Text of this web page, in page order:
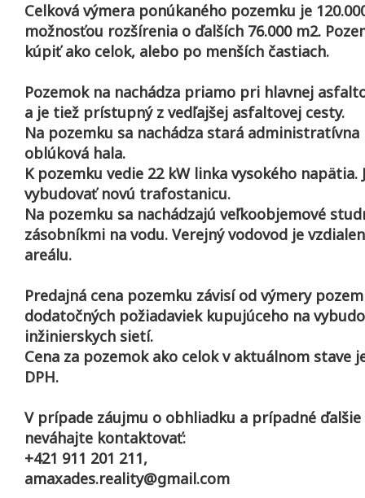
Celková výmera ponúkaného pozemku je
možnosťou rozšírenia o ďalších 76.000 m2.
kúpiť ako celok, alebo po menších častiach.
Pozemok na nachádza priamo pri hlavnej
a je tiež prístupný z vedľajšej asfaltovej cesty.
Na pozemku sa nachádza stará administratívna
oblúková hala.
K pozemku vedie 22 kW linka vysokého napätia.
vybudovať novú trafostanicu.
Na pozemku sa nachádzajú veľkoobjemové
zásobníkmi na vodu. Verejný vodovod je
areálu.
Predajná cena pozemku závisí od výmery
dodatočných požiadaviek kupujúceho na
inžinierskych sietí.
Cena za pozemok ako celok v aktuálnom stave
DPH.
V prípade záujmu o obhliadku a prípadné
neváhajte kontaktovať:
+421 911 201 211,
amaxades.reality@gmail.com